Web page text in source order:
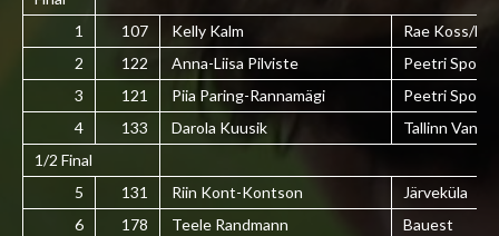
1
107 Kelly Kalm
Rae Koss/
2
122 Anna-Liisa Pilviste
Peetri Sport
3
121 Piia Paring-Rannamägi
Peetri Sport
4
133 Darola Kuusik
Tallinn Vangla
1/2 Final
5
131 Riin Kont-Kontson
Järveküla
6
178 Teele Randmann
Bauest